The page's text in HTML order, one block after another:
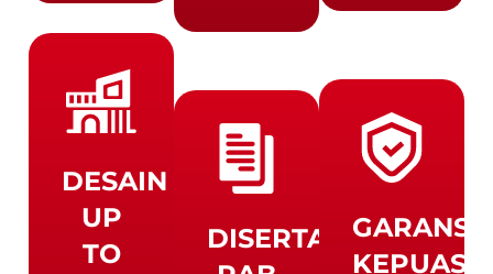
DESAIN
UP
TO
DISERTAI
GARANSI